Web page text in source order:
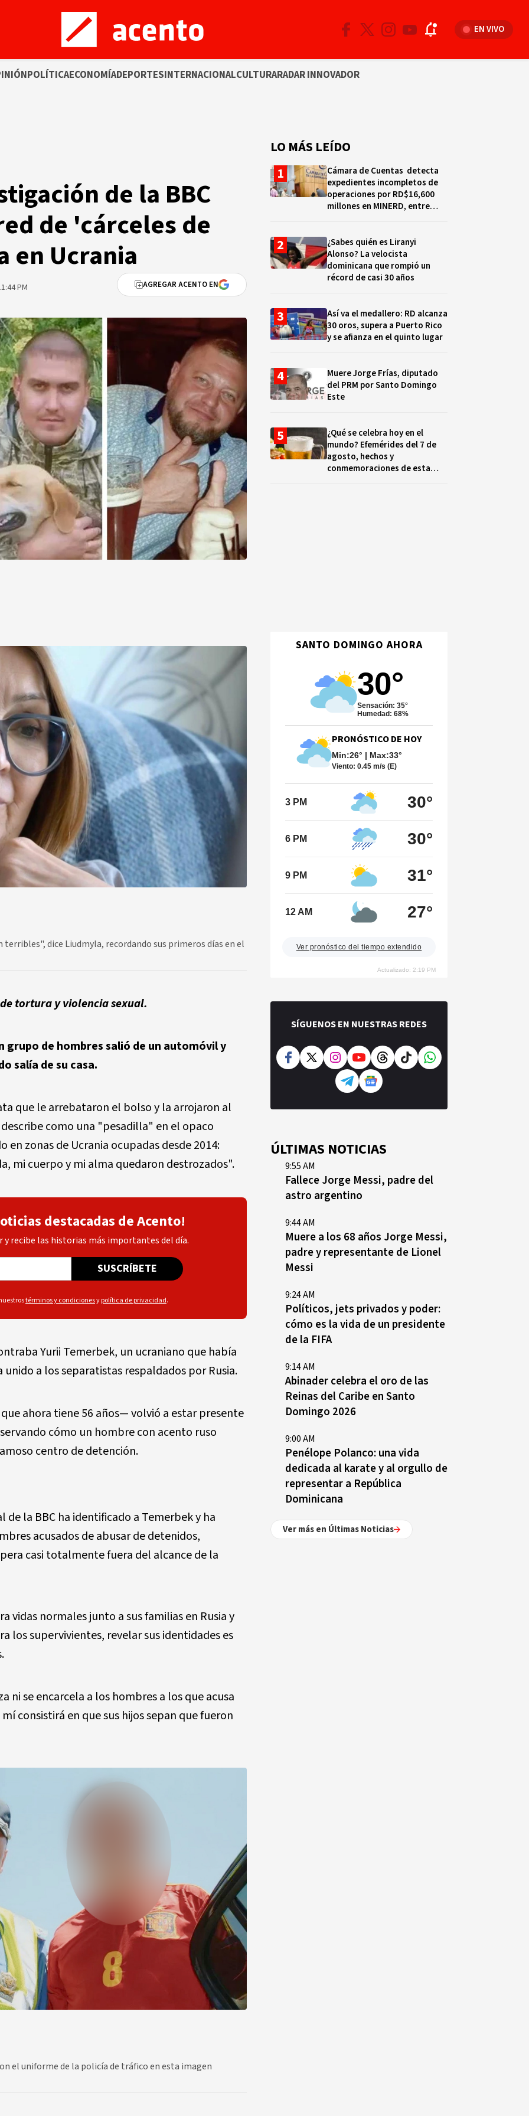
EN VIVO
POLÍTICAECONOMÍADEPORTESINTERNACIONALCULTURARADAR INNOVADOR
de la BBC
de 'cárceles de
en Ucrania
PM AGREGAR ACENTO EN
dice Liudmyla, recordando sus primeros días en el
tortura y violencia sexual.
grupo de hombres salió de un automóvil y
salía de su casa.
que le arrebataron el bolso y la arrojaron al
como una "pesadilla" en el opaco
zonas de Ucrania ocupadas desde 2014:
mi cuerpo y mi alma quedaron destrozados".
destacadas de Acento!
recibe las historias más importantes del día.
SUSCRÍBETE
términos y condicionesypolítica de privacidad.
Yurii Temerbek, un ucraniano que había
a los separatistas respaldados por Rusia.
ahora tiene 56 años— volvió a estar presente
cómo un hombre con acento ruso
centro de detención.
de la BBC ha identificado a Temerbek y ha
acusados ​​de abusar de detenidos,
casi totalmente fuera del alcance de la
vidas normales junto a sus familias en Rusia y
los supervivientes, revelar sus identidades es
ni se encarcela a los hombres a los que acusa
consistirá en que sus hijos sepan que fueron
el uniforme de la policía de tráfico en esta imagen
LO MÁS LEÍDO
Cámara de Cuentas detecta
expedientes incompletos de
operaciones por RD$16,600
millones en MINERD, entre
¿Sabes quién es Liranyi
Alonso? La velocista
dominicana que rompió un
récord de casi 30 años
Así va el medallero: RD alcanza
30 oros, supera a Puerto Rico
y se afianza en el quinto lugar
Muere Jorge Frías, diputado
del PRM por Santo Domingo
Este
¿Qué se celebra hoy en el
mundo? Efemérides del 7 de
agosto, hechos y
conmemoraciones de esta
SANTO DOMINGO AHORA
30°
Sensación: 35°
Humedad: 68%
PRONÓSTICO DE HOY
Min:26° | Max:33°
Viento: 0.45 m/s (E)
3 PM 30°
6 PM 30°
9 PM 31°
12 AM 27°
Ver pronóstico del tiempo extendido
Actualizado: 2:19 PM
SÍGUENOS EN NUESTRAS REDES
ÚLTIMAS NOTICIAS
9:55 AM
Fallece Jorge Messi, padre del
astro argentino
9:44 AM
Muere a los 68 años Jorge Messi,
padre y representante de Lionel
Messi
9:24 AM
Políticos, jets privados y poder:
cómo es la vida de un presidente
de la FIFA
9:14 AM
Abinader celebra el oro de las
Reinas del Caribe en Santo
Domingo 2026
9:00 AM
Penélope Polanco: una vida
dedicada al karate y al orgullo de
representar a República
Dominicana
Ver más en Últimas Noticias